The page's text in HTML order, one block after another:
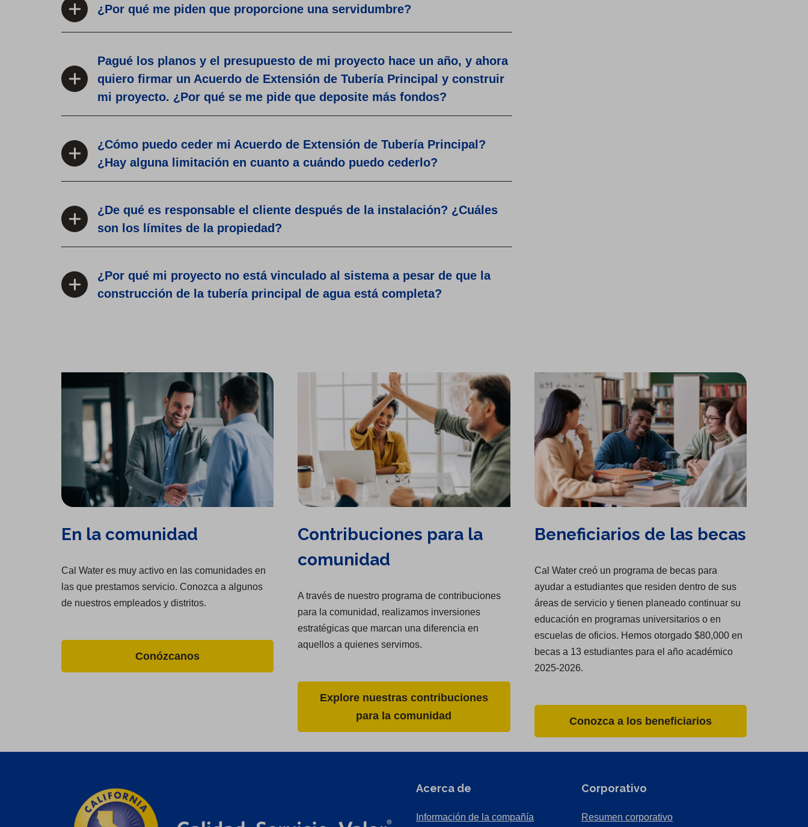
¿Por qué me piden que proporcione una servidumbre?
Pagué los planos y el presupuesto de mi proyecto hace un año, y ahora
quiero firmar un Acuerdo de Extensión de Tubería Principal y construir
mi proyecto. ¿Por qué se me pide que deposite más fondos?
¿Cómo puedo ceder mi Acuerdo de Extensión de Tubería Principal?
¿Hay alguna limitación en cuanto a cuándo puedo cederlo?
¿De qué es responsable el cliente después de la instalación? ¿Cuáles
son los límites de la propiedad?
¿Por qué mi proyecto no está vinculado al sistema a pesar de que la
construcción de la tubería principal de agua está completa?
En la comunidad
Cal Water es muy activo en las comunidades en
las que prestamos servicio. Conozca a algunos
de nuestros empleados y distritos.
Conózcanos
Contribuciones para la
comunidad
A través de nuestro programa de contribuciones
para la comunidad, realizamos inversiones
estratégicas que marcan una diferencia en
aquellos a quienes servimos.
Explore nuestras contribuciones
para la comunidad
Beneficiarios de las becas
Cal Water creó un programa de becas para
ayudar a estudiantes que residen dentro de sus
áreas de servicio y tienen planeado continuar su
educación en programas universitarios o en
escuelas de oficios. Hemos otorgado $80,000 en
becas a 13 estudiantes para el año académico
2025-2026.
Conozca a los beneficiarios
Acerca de
Información de la compañía
Corporativo
Resumen corporativo(Opens